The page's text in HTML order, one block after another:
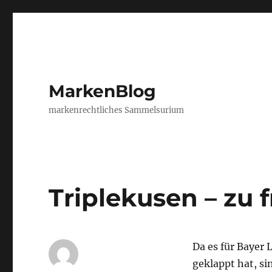
MarkenBlog
markenrechtliches Sammelsurium
Triplekusen – zu
Da es für Bayer
geklappt hat,